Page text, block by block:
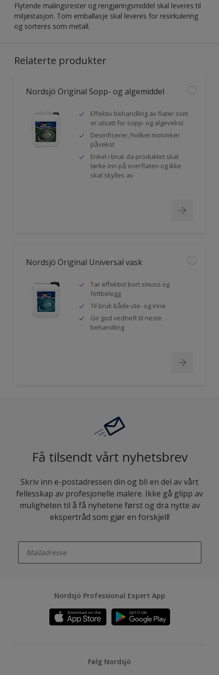
Flytende malingsrester og rengjøringsmiddel skal leveres til
miljøstasjon. Tom emballasje skal leveres for resirkulering
og sorteres som metall.
Relaterte produkter
Nordsjö Original Sopp- og algemiddel
Effektiv behandling av flater som
er utsatt for sopp- og algevekst
Desinfiserer, hvilket motvirker
påvekst
Enkel i bruk da produktet skal
tørke inn på overflaten og ikke
skal skylles av
Nordsjö Original Universal vask
Tar effektivt bort smuss og
fettbelegg
Til bruk både ute- og inne
Gir god vedheft til neste
behandling
Få tilsendt vårt nyhetsbrev
Skriv inn e-postadressen din og bli en del av vårt
fellesskap av profesjonelle malere. Ikke gå glipp av
muligheten til å få nyhetene først og dra nytte av
ekspertråd som gjør en forskjell!
Nordsjö Professional Expert App
Følg Nordsjö